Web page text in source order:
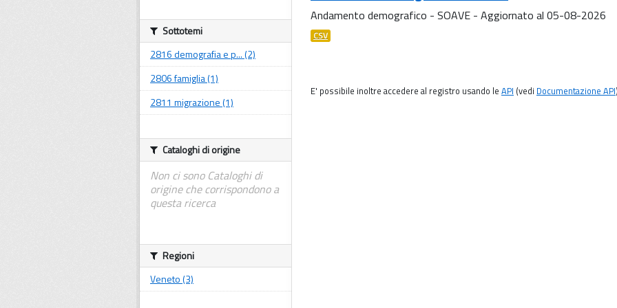
Andamento demografico - SOAVE - Aggiornato al 05-08-2026
CSV
E' possibile inoltre accedere al registro usando le API (vedi Documentazione API
Sottotemi
2816 demografia e p... (2)
2806 famiglia (1)
2811 migrazione (1)
Cataloghi di origine
Non ci sono Cataloghi di
origine che corrispondono a
questa ricerca
Regioni
Veneto (3)